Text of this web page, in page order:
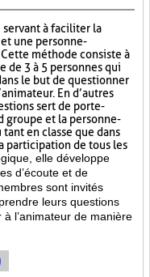
à faciliter la
une personne-
méthode consiste à
de 3 à 5 personnes qui
le but de questionner
En d’autres
sert de porte-
groupe et la personne-
en classe que dans
participation de tous les
elle développe
d’écoute et de
sont invités
leurs questions
l’animateur de manière